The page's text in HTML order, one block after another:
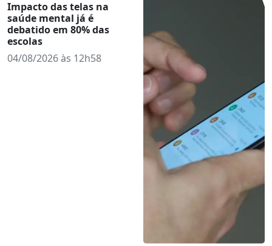
Impacto das telas na
saúde mental já é
debatido em 80% das
escolas
04/08/2026 às 12h58